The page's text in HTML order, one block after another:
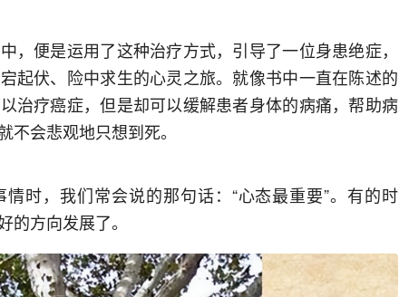
，便是运用了这种治疗方式，引导了一位身患绝症，
起伏、险中求生的心灵之旅。就像书中一直在陈述的
治疗癌症，但是却可以缓解患者身体的病痛，帮助病
不会悲观地只想到死。
时，我们常会说的那句话：“心态最重要”。有的时
的方向发展了。